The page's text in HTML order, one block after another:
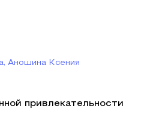
Аношина Ксения
привлекательности